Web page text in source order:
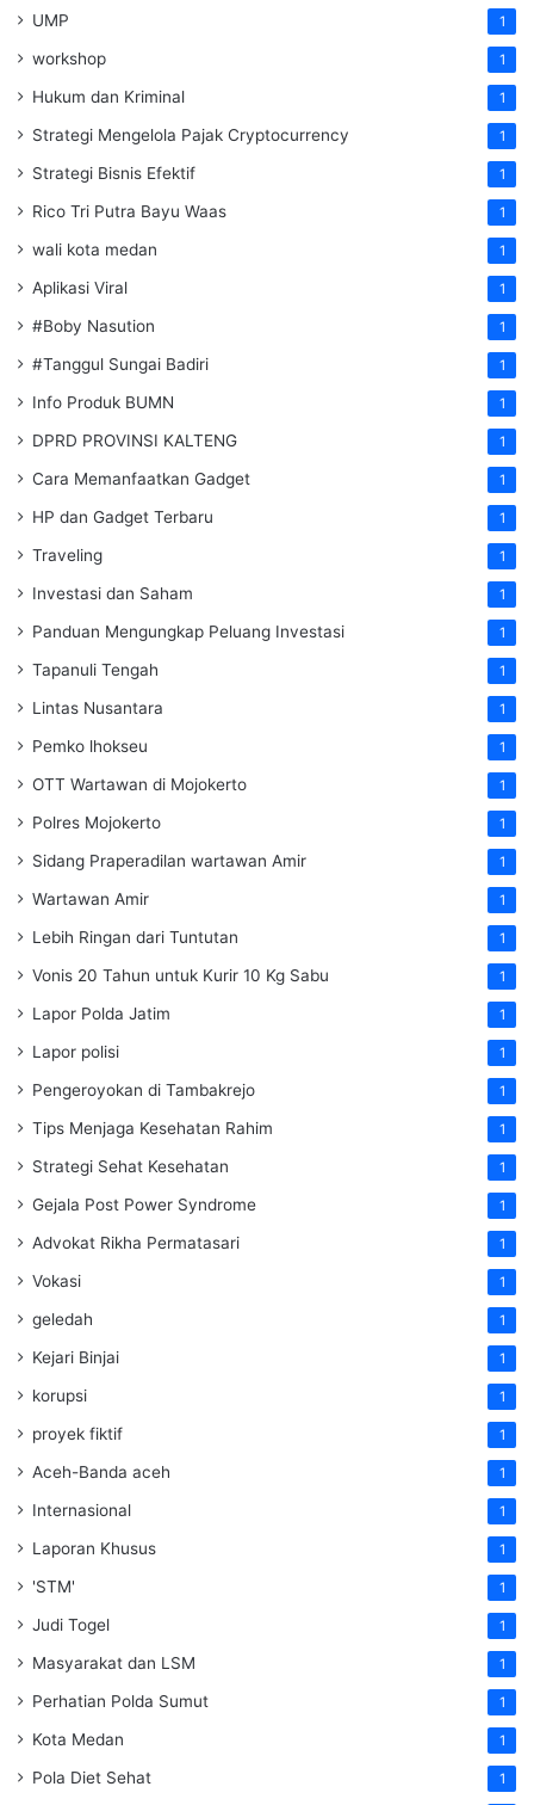
UMP 1
workshop 1
Hukum dan Kriminal 1
Strategi Mengelola Pajak Cryptocurrency 1
Strategi Bisnis Efektif 1
Rico Tri Putra Bayu Waas 1
wali kota medan 1
Aplikasi Viral 1
#Boby Nasution 1
#Tanggul Sungai Badiri 1
Info Produk BUMN 1
DPRD PROVINSI KALTENG 1
Cara Memanfaatkan Gadget 1
HP dan Gadget Terbaru 1
Traveling 1
Investasi dan Saham 1
Panduan Mengungkap Peluang Investasi 1
Tapanuli Tengah 1
Lintas Nusantara 1
Pemko lhokseu 1
OTT Wartawan di Mojokerto 1
Polres Mojokerto 1
Sidang Praperadilan wartawan Amir 1
Wartawan Amir 1
Lebih Ringan dari Tuntutan 1
Vonis 20 Tahun untuk Kurir 10 Kg Sabu 1
Lapor Polda Jatim 1
Lapor polisi 1
Pengeroyokan di Tambakrejo 1
Tips Menjaga Kesehatan Rahim 1
Strategi Sehat Kesehatan 1
Gejala Post Power Syndrome 1
Advokat Rikha Permatasari 1
Vokasi 1
geledah 1
Kejari Binjai 1
korupsi 1
proyek fiktif 1
Aceh-Banda aceh 1
Internasional 1
Laporan Khusus 1
'STM' 1
Judi Togel 1
Masyarakat dan LSM 1
Perhatian Polda Sumut 1
Kota Medan 1
Pola Diet Sehat 1